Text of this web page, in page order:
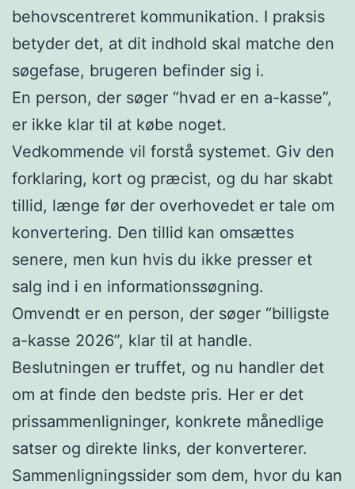
behovscentreret kommunikation. I praksis
betyder det, at dit indhold skal matche den
søgefase, brugeren befinder sig i.
En person, der søger “hvad er en a-kasse”,
er ikke klar til at købe noget.
Vedkommende vil forstå systemet. Giv den
forklaring, kort og præcist, og du har skabt
tillid, længe før der overhovedet er tale om
konvertering. Den tillid kan omsættes
senere, men kun hvis du ikke presser et
salg ind i en informationssøgning.
Omvendt er en person, der søger “billigste
a-kasse 2026”, klar til at handle.
Beslutningen er truffet, og nu handler det
om at finde den bedste pris. Her er det
prissammenligninger, konkrete månedlige
satser og direkte links, der konverterer.
Sammenligningssider som dem, hvor du kan